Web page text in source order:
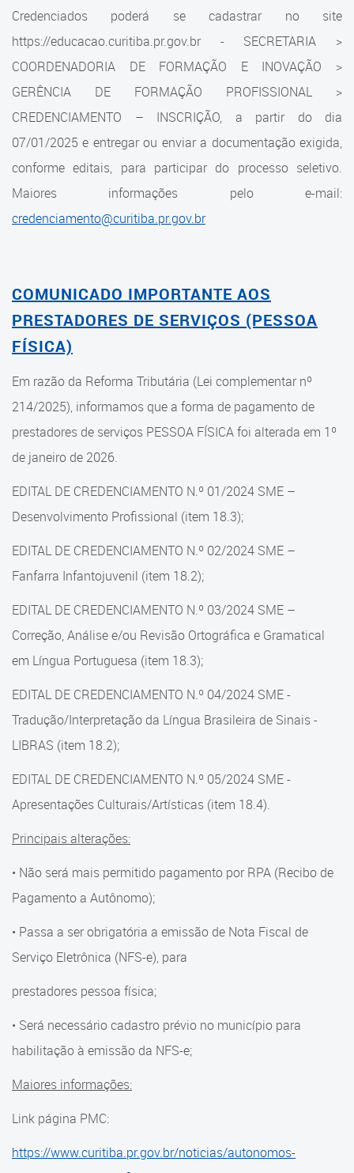
Credenciados poderá se cadastrar no site
https://educacao.curitiba.pr.gov.br - SECRETARIA >
COORDENADORIA DE FORMAÇÃO E INOVAÇÃO >
GERÊNCIA DE FORMAÇÃO PROFISSIONAL >
CREDENCIAMENTO – INSCRIÇÃO, a partir do dia
07/01/2025 e entregar ou enviar a documentação exigida,
conforme editais, para participar do processo seletivo.
Maiores informações pelo e-mail:
credenciamento@curitiba.pr.gov.br
COMUNICADO IMPORTANTE AOS
PRESTADORES DE SERVIÇOS (PESSOA
FÍSICA)
Em razão da Reforma Tributária (Lei complementar nº
214/2025), informamos que a forma de pagamento de
prestadores de serviços PESSOA FÍSICA foi alterada em 1º
de janeiro de 2026.
EDITAL DE CREDENCIAMENTO N.º 01/2024 SME –
Desenvolvimento Profissional (item 18.3);
EDITAL DE CREDENCIAMENTO N.º 02/2024 SME –
Fanfarra Infantojuvenil (item 18.2);
EDITAL DE CREDENCIAMENTO N.º 03/2024 SME –
Correção, Análise e/ou Revisão Ortográfica e Gramatical
em Língua Portuguesa (item 18.3);
EDITAL DE CREDENCIAMENTO N.º 04/2024 SME -
Tradução/Interpretação da Língua Brasileira de Sinais -
LIBRAS (item 18.2);
EDITAL DE CREDENCIAMENTO N.º 05/2024 SME -
Apresentações Culturais/Artísticas (item 18.4).
Principais alterações:
• Não será mais permitido pagamento por RPA (Recibo de
Pagamento a Autônomo);
• Passa a ser obrigatória a emissão de Nota Fiscal de
Serviço Eletrônica (NFS-e), para
prestadores pessoa física;
• Será necessário cadastro prévio no município para
habilitação à emissão da NFS-e;
Maiores informações:
Link página PMC:
https://www.curitiba.pr.gov.br/noticias/autonomos-